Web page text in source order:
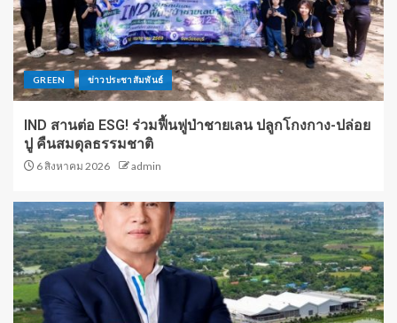
GREEN ข่าวประชาสัมพันธ์
IND สานต่อ ESG! ร่วมฟื้นฟูป่าชายเลน ปลูกโกงกาง-ปล่อย
ปู คืนสมดุลธรรมชาติ
6 สิงหาคม 2026 admin